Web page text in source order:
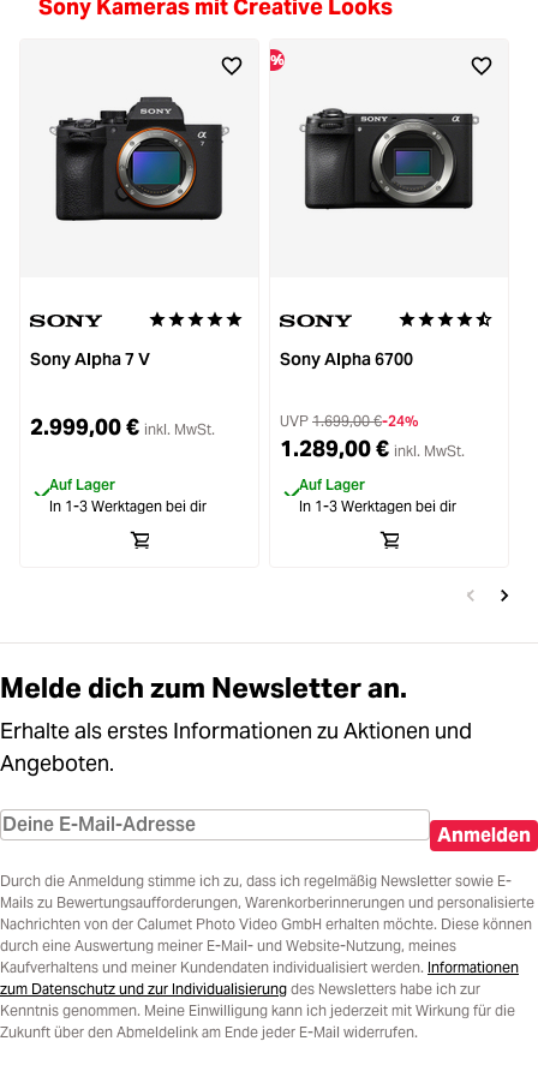
Sony Kameras mit Creative Looks
Durchschnittliche Bewertung von 5 von 5 Sternen
Sony Alpha 7 V
2.999,00 € inkl. MwSt.
Auf Lager
In 1-3 Werktagen bei dir
%
Durchschnittliche
Sony Alpha 6700
UVP 1.699,00 €-24%
1.289,00 € inkl. MwSt.
Auf Lager
In 1-3 Werktagen bei dir
Melde dich zum Newsletter an.
Erhalte als erstes Informationen zu Aktionen und
Angeboten.
Anmelden
Durch die Anmeldung stimme ich zu, dass ich regelmäßig Newsletter sowie E-
Mails zu Bewertungsaufforderungen, Warenkorberinnerungen und personalisierte
Nachrichten von der Calumet Photo Video GmbH erhalten möchte. Diese können
durch eine Auswertung meiner E-Mail- und Website-Nutzung, meines
Kaufverhaltens und meiner Kundendaten individualisiert werden. Informationen
zum Datenschutz und zur Individualisierung des Newsletters habe ich zur
Kenntnis genommen. Meine Einwilligung kann ich jederzeit mit Wirkung für die
Zukunft über den Abmeldelink am Ende jeder E-Mail widerrufen.